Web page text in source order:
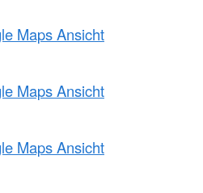
Maps Ansicht
Maps Ansicht
Maps Ansicht